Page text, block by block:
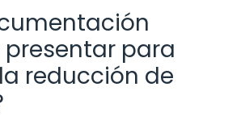
para
reducción de